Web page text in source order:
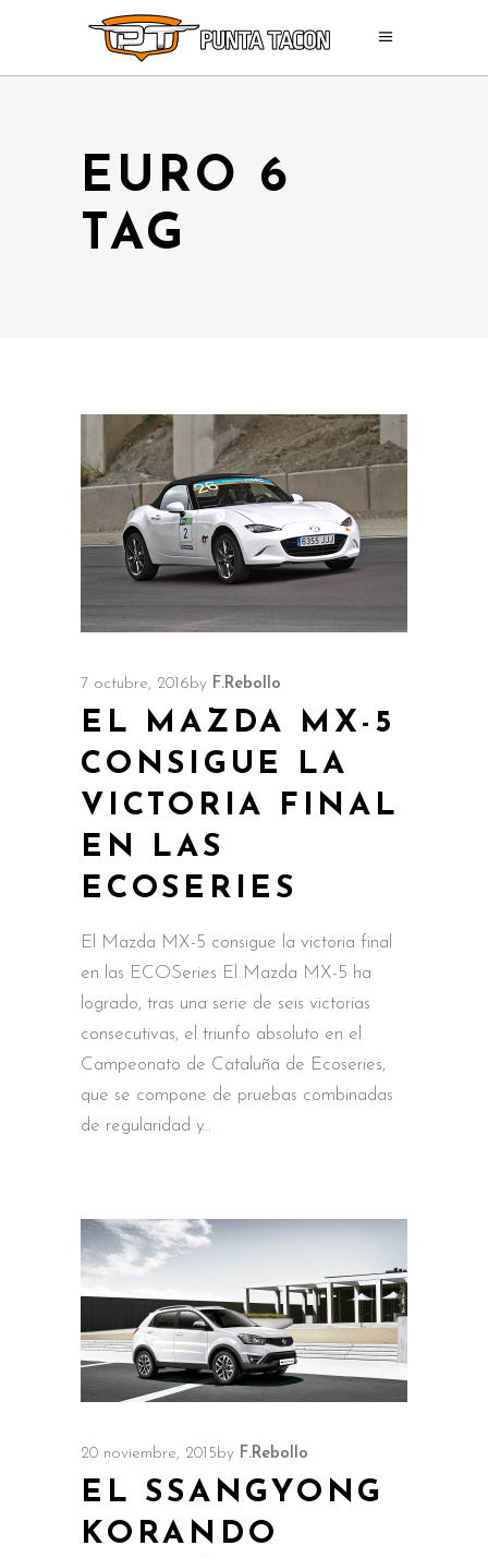
EURO 6
TAG
7 octubre, 2016 by F.Rebollo
EL MAZDA MX-5
CONSIGUE LA
VICTORIA FINAL
EN LAS
ECOSERIES
El Mazda MX-5 consigue la victoria final
en las ECOSeries El Mazda MX-5 ha
logrado, tras una serie de seis victorias
consecutivas, el triunfo absoluto en el
Campeonato de Cataluña de Ecoseries,
que se compone de pruebas combinadas
de regularidad y
20 noviembre, 2015 by F.Rebollo
EL SSANGYONG
KORANDO